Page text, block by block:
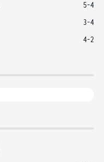
5-4
3-4
4-2